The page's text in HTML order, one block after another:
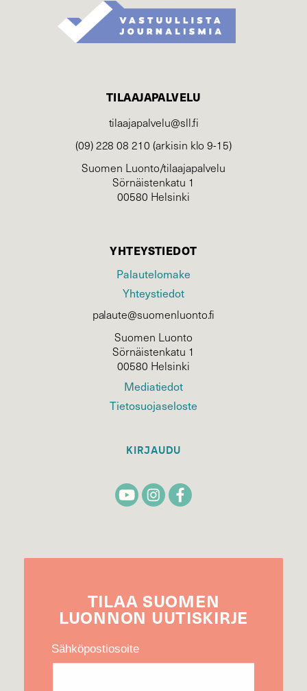
TILAAJAPALVELU
tilaajapalvelu@sll.fi
(09) 228 08 210 (arkisin klo 9-15)
Suomen Luonto/tilaajapalvelu
Sörnäistenkatu 1
00580 Helsinki
YHTEYSTIEDOT
Palautelomake
Yhteystiedot
palaute@suomenluonto.fi
Suomen Luonto
Sörnäistenkatu 1
00580 Helsinki
Mediatiedot
Tietosuojaseloste
KIRJAUDU
TILAA SUOMEN
LUONNON UUTIS­KIRJE
Sähköpostiosoite